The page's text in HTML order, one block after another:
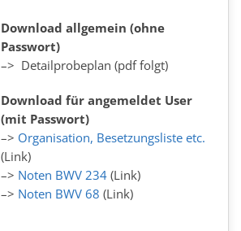
Download allgemein (ohne
Passwort)
–> Detailprobeplan (pdf folgt)
Download für angemeldet User
(mit Passwort)
–> Organisation, Besetzungsliste etc.
(Link)
–> Noten BWV 234 (Link)
–> Noten BWV 68 (Link)